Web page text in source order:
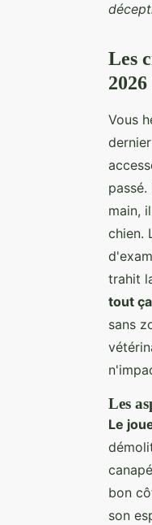
Les
2026
Vous
main,
chien.
trahit
tout
sans
Les
Le
bon
son